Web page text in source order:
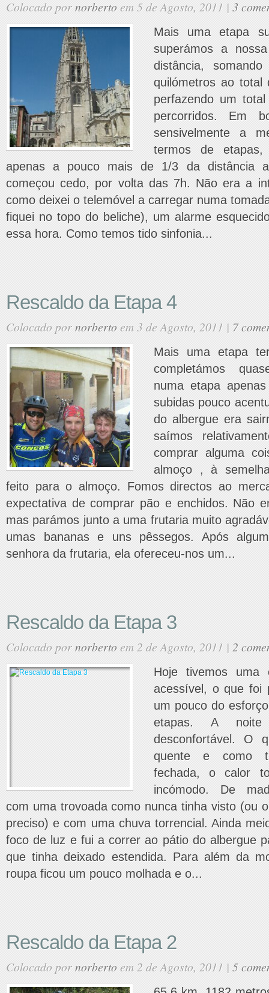
Colocado pornorbertoem 5 de Agosto, 2011 | 3
Mais uma etapa
superámos a
distância,
quilómetros ao total
perfazendo um
percorridos. Em
sensivelmente a
termos de etapas,
apenas a pouco mais de 1/3 da distância
começou cedo, por volta das 7h. Não era a
como deixei o telemóvel a carregar numa
fiquei no topo do beliche), um alarme
essa hora. Como temos tido sinfonia...
Rescaldo da Etapa 4
Colocado pornorberto em 3 de Agosto, 2011 | 7
Mais uma etapa
completámos
numa etapa
subidas pouco
do albergue era
saímos
comprar alguma
almoço , à
feito para o almoço. Fomos directos ao
expectativa de comprar pão e enchidos. Não
mas parámos junto a uma frutaria muito
umas bananas e uns pêssegos. Após
senhora da frutaria, ela ofereceu-nos um...
Rescaldo da Etapa 3
Colocado pornorberto em 2 de Agosto, 2011 | 2
Hoje tivemos uma
acessível, o que foi
um pouco do
etapas. A
desconfortável. O
quente e como
fechada, o calor
incómodo. De
com uma trovoada como nunca tinha visto (ou
preciso) e com uma chuva torrencial. Ainda
foco de luz e fui a correr ao pátio do albergue
que tinha deixado estendida. Para além da
roupa ficou um pouco molhada e o...
Rescaldo da Etapa 2
Colocado pornorbertoem 2 de Agosto, 2011 | 5